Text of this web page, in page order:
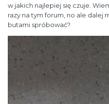
w jakich najlepiej się czuje.
razy na tym forum, no ale dalej
butami spróbować?